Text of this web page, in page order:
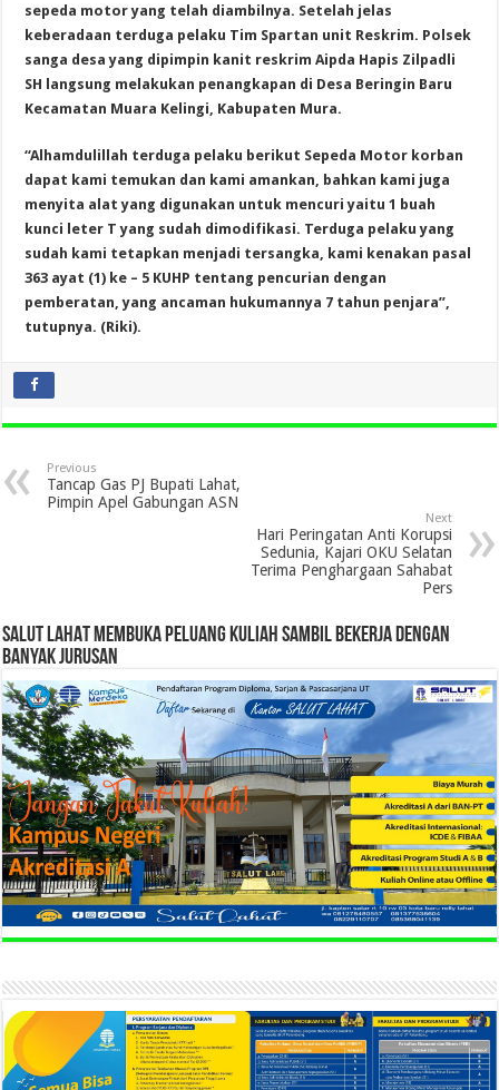
sepeda motor yang telah diambilnya. Setelah jelas
keberadaan terduga pelaku Tim Spartan unit Reskrim. Polsek
sanga desa yang dipimpin kanit reskrim Aipda Hapis Zilpadli
SH langsung melakukan penangkapan di Desa Beringin Baru
Kecamatan Muara Kelingi, Kabupaten Mura.
“Alhamdulillah terduga pelaku berikut Sepeda Motor korban
dapat kami temukan dan kami amankan, bahkan kami juga
menyita alat yang digunakan untuk mencuri yaitu 1 buah
kunci leter T yang sudah dimodifikasi. Terduga pelaku yang
sudah kami tetapkan menjadi tersangka, kami kenakan pasal
363 ayat (1) ke – 5 KUHP tentang pencurian dengan
pemberatan, yang ancaman hukumannya 7 tahun penjara”,
tutupnya. (Riki).
Previous
Tancap Gas PJ Bupati Lahat,
Pimpin Apel Gabungan ASN
Next
Hari Peringatan Anti Korupsi
Sedunia, Kajari OKU Selatan
Terima Penghargaan Sahabat
Pers
SALUT LAHAT MEMBUKA PELUANG KULIAH SAMBIL BEKERJA DENGAN
BANYAK JURUSAN